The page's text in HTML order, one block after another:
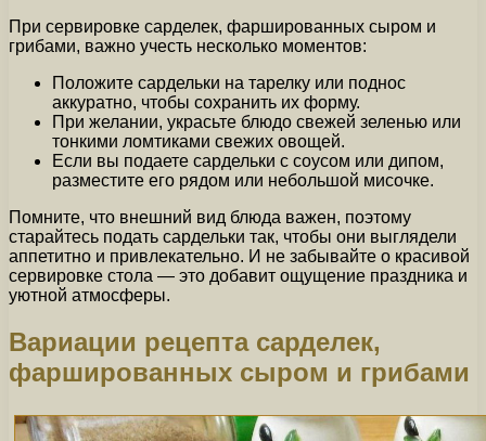
При сервировке сарделек, фаршированных сыром и
грибами, важно учесть несколько моментов:
Положите сардельки на тарелку или поднос
аккуратно, чтобы сохранить их форму.
При желании, украсьте блюдо свежей зеленью или
тонкими ломтиками свежих овощей.
Если вы подаете сардельки с соусом или дипом,
разместите его рядом или небольшой мисочке.
Помните, что внешний вид блюда важен, поэтому
старайтесь подать сардельки так, чтобы они выглядели
аппетитно и привлекательно. И не забывайте о красивой
сервировке стола — это добавит ощущение праздника и
уютной атмосферы.
Вариации рецепта сарделек,
фаршированных сыром и грибами